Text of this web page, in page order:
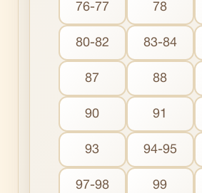
76-77 78
80-82 83-84
87 88
90 91
93 94-95
97-98 99